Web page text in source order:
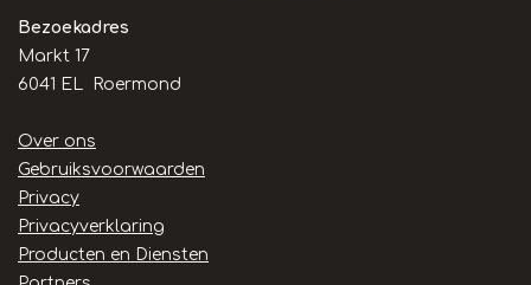
Bezoekadres
Markt 17
6041 EL Roermond
Handige
links
Over ons
Gebruiksvoorwaarden
Privacy
Privacyverklaring
Producten en Diensten